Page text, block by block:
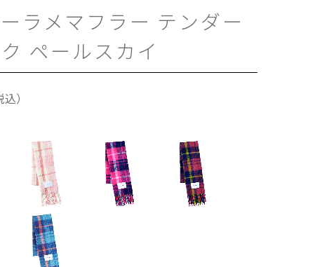
ラメマフラー テンダー
ペールスカイ
込）